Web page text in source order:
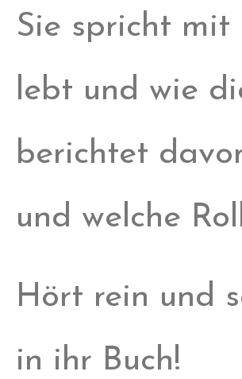
Sie spricht mit
lebt und wie
berichtet
und welche
Hört rein und
in ihr Buch!